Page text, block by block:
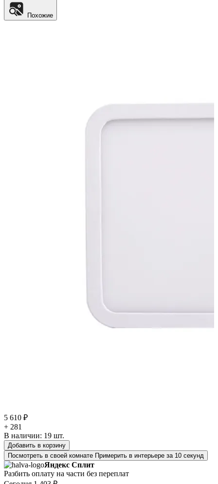
Похожие
5 610 ₽
+ 281
В наличии: 19 шт.
Добавить в корзину
Посмотреть в своей комнате Примерить в интерьере за 10 секунд
Яндекс Сплит
Разбить оплату на части без переплат